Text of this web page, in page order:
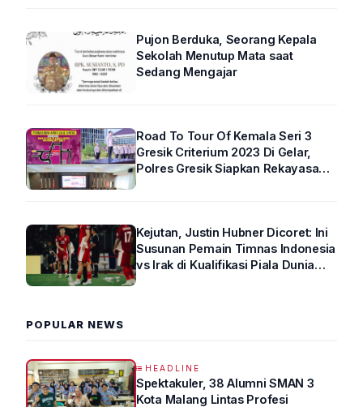
Pujon Berduka, Seorang Kepala
Sekolah Menutup Mata saat
Sedang Mengajar
Road To Tour Of Kemala Seri 3
Gresik Criterium 2023 Di Gelar,
Polres Gresik Siapkan Rekayasa
Kejutan, Justin Hubner Dicoret: Ini
Susunan Pemain Timnas Indonesia
vs Irak di Kualifikasi Piala Dunia
POPULAR NEWS
HEADLINE
Spektakuler, 38 Alumni SMAN 3
Kota Malang Lintas Profesi